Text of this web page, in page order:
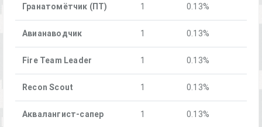
Гранатомётчик (ПТ) 1 0.13%
Авианаводчи к 1 0.13%
Fire Team Leader 1 0.13%
Recon Scout 1 0.13%
Аквалангист-сапер 1 0.13%